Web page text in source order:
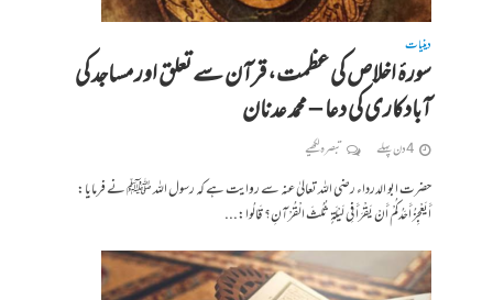
دینیات
سورۂ اخلاص کی عظمت، قرآن سے تعلق اور مساجد کی
آبادکاری کی دعا – محمد عدنان
4 دن پہلے تبصرہ لکھیے
حضرت ابو الدرداء رضی اللہ تعالیٰ عنہ سے روایت ہے کہ رسول اللہ ﷺ نے فرمایا:
أَيَعْجِزُ أَحَدُكُمْ أَنْ يَقْرَأَ فِي لَيْلَةٍ ثُلُثَ الْقُرْآنِ؟ قَالُوا:...